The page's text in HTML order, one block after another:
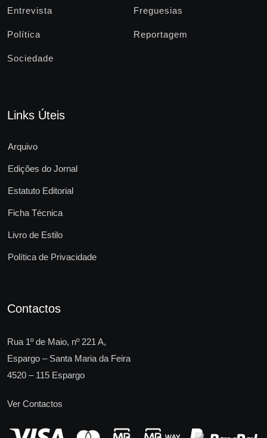
Entrevista Freguesias
Política Reportagem
Sociedade
Links Úteis
Arquivo
Edições do Jornal
Estatuto Editorial
Ficha Técnica
Livro de Estilo
Política de Privacidade
Contactos
Rua 1º de Maio, nº 221 A,
Espargo – Santa Maria da Feira
4520 – 115 Espargo
Ver Contactos